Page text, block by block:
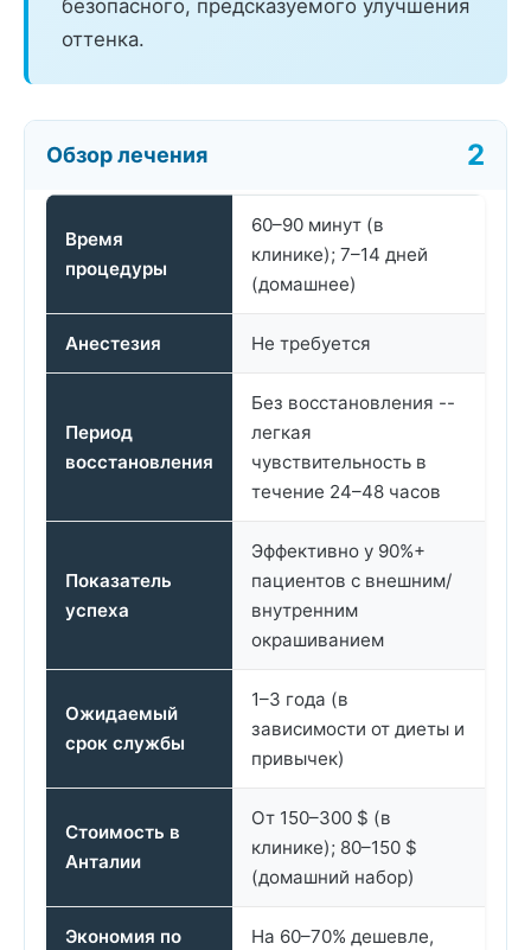
безопасного, предсказуемого улучшения
оттенка.
Обзор лечения
Время
процедуры
60–90 минут (в
клинике); 7–14 дней
(домашнее)
Анестезия Не требуется
Период
восстановления
Без восстановления --
легкая
чувствительность в
течение 24–48 часов
Показатель
успеха
Эффективно у 90%+
пациентов с внешним/
внутренним
окрашиванием
Ожидаемый
срок службы
1–3 года (в
зависимости от диеты и
привычек)
Стоимость в
Анталии
От 150–300 $ (в
клинике); 80–150 $
(домашний набор)
Экономия по
На 60–70% дешевле,